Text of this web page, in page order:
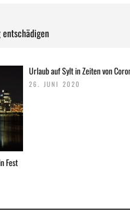
Fest
Urlaub auf Sylt in Zeiten von
26. JUNI 2020